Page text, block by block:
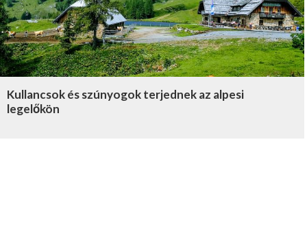
Kullancsok és szúnyogok terjednek az alpesi
legelőkön